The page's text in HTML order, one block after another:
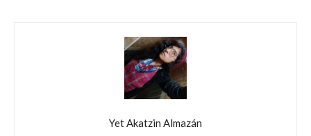
Yet Akatzin Almazán